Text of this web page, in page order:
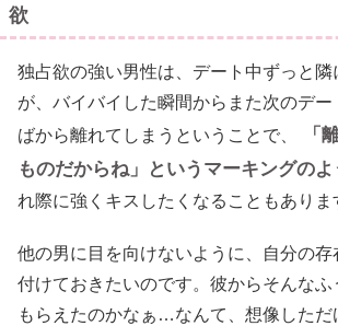
欲
独占欲の強い男性は、デート中ずっと隣
が、バイバイした瞬間からまた次のデ
ばから離れてしまうということで、
「
ものだからね」というマーキングの
れ際に強くキスしたくなることもありま
他の男に目を向けないように、自分の存
付けておきたいのです。彼からそんなふ
もらえたのかなぁ…なんて、想像しただ